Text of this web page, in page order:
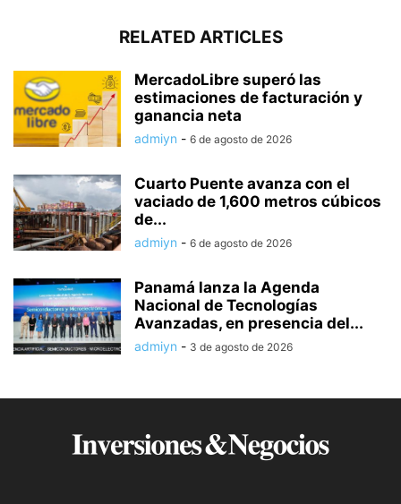
RELATED ARTICLES
MercadoLibre superó las
estimaciones de facturación y
ganancia neta
admiyn - 6 de agosto de 2026
Cuarto Puente avanza con el
vaciado de 1,600 metros cúbicos
de...
admiyn - 6 de agosto de 2026
Panamá lanza la Agenda
Nacional de Tecnologías
Avanzadas, en presencia del...
admiyn - 3 de agosto de 2026